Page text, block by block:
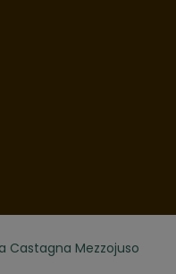
Castagna Mezzojuso